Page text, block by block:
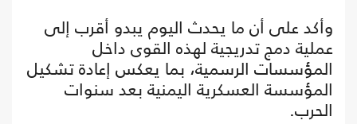
وأكد على أن ما يحدث اليوم يبدو أقرب إلى
عملية دمج تدريجية لهذه القوى داخل
المؤسسات الرسمية، بما يعكس إعادة تشكيل
المؤسسة العسكرية اليمنية بعد سنوات
الحرب.